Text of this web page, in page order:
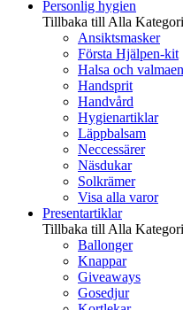
Personlig hygien
Tillbaka till Alla
Ansiktsmasker
Första Hjälpen-kit
Halsa och
Handsprit
Handvård
Hygienartiklar
Läppbalsam
Neccessärer
Näsdukar
Solkrämer
Visa alla varor
Presentartiklar
Tillbaka till Alla
Ballonger
Knappar
Giveaways
Gosedjur